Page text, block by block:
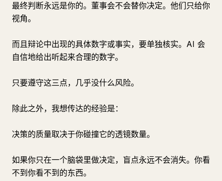
最终判断永远是你的。董事会不会替你决定。他们只给你
视角。
而且辩论中出现的具体数字或事实，要单独核实。AI 会
自信地给出听起来合理的数字。
只要遵守这三点，几乎没什么风险。
除此之外，我想传达的经验是：
决策的质量取决于你碰撞它的透镜数量。
如果你只在一个脑袋里做决定，盲点永远不会消失。你看
不到你看不到的东西。